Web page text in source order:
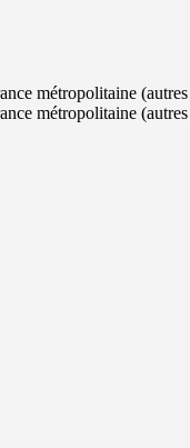
métropolitaine
métropolitaine